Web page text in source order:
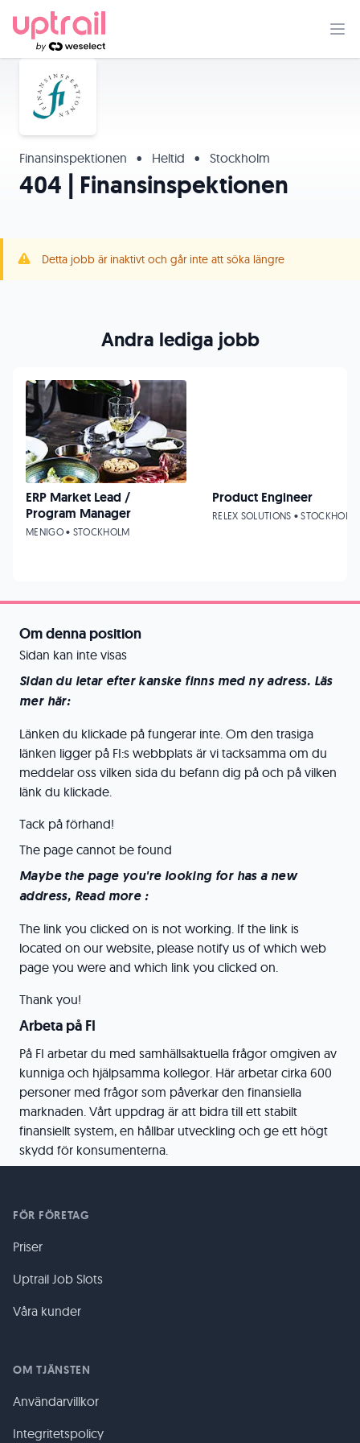
Finansinspektionen • Heltid • Stockholm
404 | Finansinspektionen
Detta jobb är inaktivt och går inte att söka längre
Om denna position
Sidan kan inte visas
Sidan du letar efter kanske finns med ny adress. Läs
mer här:
Länken du klickade på fungerar inte. Om den trasiga
länken ligger på FI:s webbplats är vi tacksamma om du
meddelar oss vilken sida du befann dig på och på vilken
länk du klickade.
Tack på förhand!
The page cannot be found
Maybe the page you're looking for has a new
address, Read more :
The link you clicked on is not working. If the link is
located on our website, please notify us of which web
page you were and which link you clicked on.
Thank you!
Arbeta på FI
På FI arbetar du med samhällsaktuella frågor omgiven av
kunniga och hjälpsamma kollegor. Här arbetar cirka 600
personer med frågor som påverkar den finansiella
marknaden. Vårt uppdrag är att bidra till ett stabilt
finansiellt system, en hållbar utveckling och ge ett högt
skydd för konsumenterna.
Andra lediga jobb
ERP Market Lead /
Program Manager
MENIGO • STOCKHOLM
Product Engineer
RELEX SOLUTIONS • STOCKHOLM
FÖR FÖRETAG
Priser
Uptrail Job Slots
Våra kunder
OM TJÄNSTEN
Användarvillkor
Integritetspolicy